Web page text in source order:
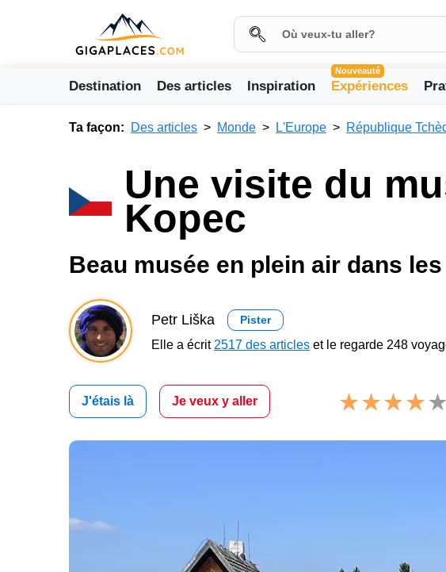
Destination Des articles Inspiration
Nouveauté
Expériences
Ta façon: Des articles Monde L'Europe République
Une visite du
Kopec
Beau musée en plein air dans
Petr Liška Pister
Elle a écrit 2517 des articles et le regarde 248
J'étais là Je veux y aller